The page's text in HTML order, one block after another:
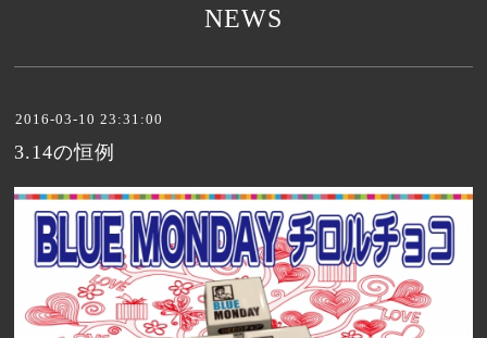
NEWS
2016-03-10 23:31:00
3.14の恒例